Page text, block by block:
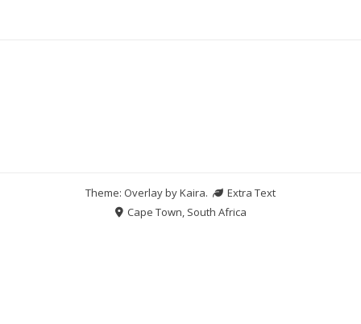
Theme: Overlay byKaira.
Extra Text
Cape Town, South Africa